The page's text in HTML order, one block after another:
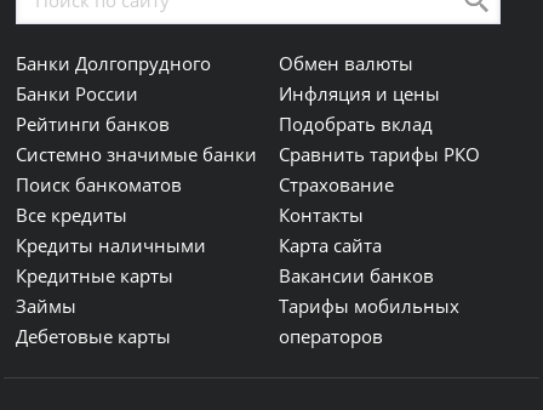
Банки Долгопрудного
Банки России
Рейтинги банков
Системно значимые банки
Поиск банкоматов
Все кредиты
Кредиты наличными
Кредитные карты
Займы
Дебетовые карты
Обмен валюты
Инфляция и цены
Подобрать вклад
Сравнить тарифы РКО
Страхование
Контакты
Карта сайта
Вакансии банков
Тарифы мобильных
операторов